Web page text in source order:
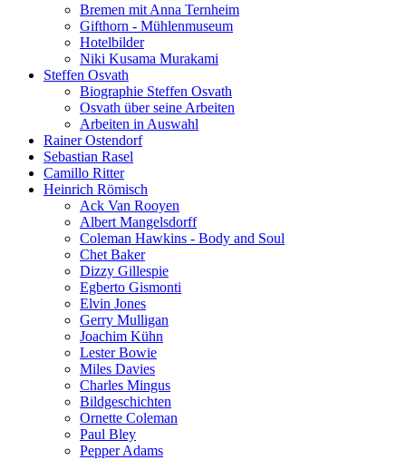
Bremen mit Anna Ternheim
Gifthorn - Mühlenmuseum
Hotelbilder
Niki Kusama Murakami
Steffen Osvath
Biographie Steffen Osvath
Osvath über seine Arbeiten
Arbeiten in Auswahl
Rainer Ostendorf
Sebastian Rasel
Camillo Ritter
Heinrich Römisch
Ack Van Rooyen
Albert Mangelsdorff
Coleman Hawkins - Body and Soul
Chet Baker
Dizzy Gillespie
Egberto Gismonti
Elvin Jones
Gerry Mulligan
Joachim Kühn
Lester Bowie
Miles Davies
Charles Mingus
Bildgeschichten
Ornette Coleman
Paul Bley
Pepper Adams